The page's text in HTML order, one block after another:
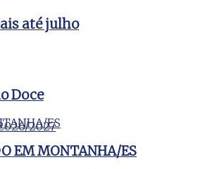
até julho
Doce
EM MONTANHA/ES